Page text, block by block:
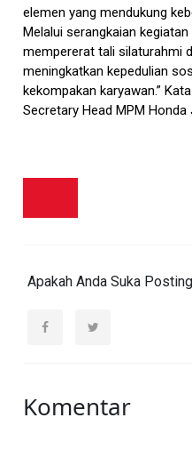
elemen yang mendukung
Melalui serangkaian
mempererat tali silaturahmi
meningkatkan kepedulian
kekompakan karyawan.”
Secretary Head MPM Honda
Apakah Anda Suka
Komentar